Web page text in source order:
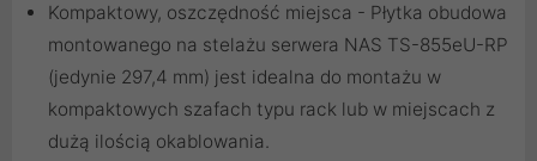
Kompaktowy, oszczędność miejsca - Płytka obudowa
montowanego na stelażu serwera NAS TS-855eU-RP
(jedynie 297,4 mm) jest idealna do montażu w
kompaktowych szafach typu rack lub w miejscach z
dużą ilością okablowania.